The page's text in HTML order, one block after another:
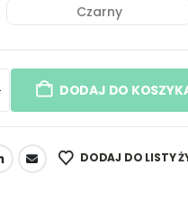
Czarny
DODAJ DO
DODAJ DO LISTY